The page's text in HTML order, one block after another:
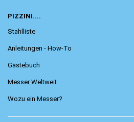
PIZZINI....
Stahlliste
Anleitungen - How-To
Gästebuch
Messer Weltweit
Wozu ein Messer?